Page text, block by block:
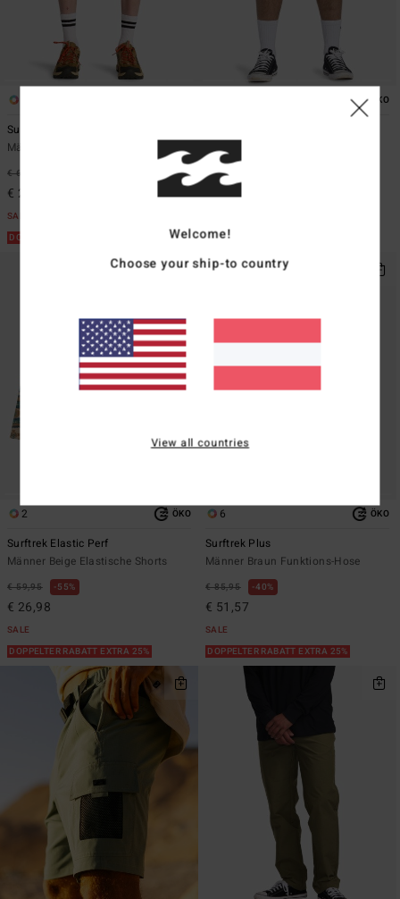
Surftrek Trail
Männer Grün Hybrid-Boardshorts
€ 65,95
€ 29,68
SALE
DOPPELTER RABATT EXTRA 25%
ÖKO
Männer Schwarz Walkshorts
€ 65,95
€ 29,68
DOPPELTER RABATT EXTRA 25%
2 ÖKO
Surftrek Elastic Perf
Männer Beige Elastische Shorts
€ 59,95 55%
€ 26,98
SALE
DOPPELTER RABATT EXTRA 25%
6 ÖKO
Surftrek Plus
Männer Braun Funktions-Hose
€ 85,95 40%
€ 51,57
SALE
DOPPELTER RABATT EXTRA 25%
Welcome!
Choose your ship-to country
View all countries